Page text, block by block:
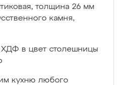
толщина 26 мм
камня,
ХДФ в цвет столешницы
кухню любого